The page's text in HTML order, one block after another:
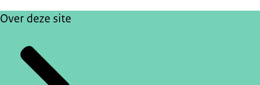
Over deze site